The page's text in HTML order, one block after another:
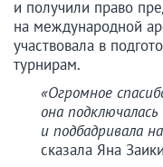
и получили право
на международной
участвовала в
турнирам.
«Огромное
она
и подбадривала
сказала Яна